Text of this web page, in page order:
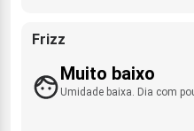
Frizz
Muito baixo
Umidade baixa. Dia com